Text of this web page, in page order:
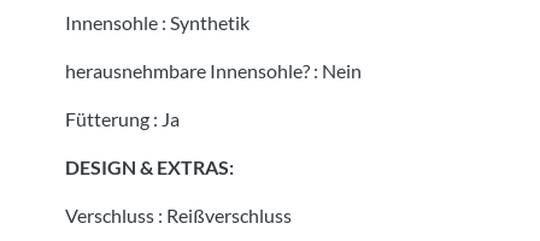
Innensohle : Synthetik
herausnehmbare Innensohle? : Nein
Fütterung : Ja
DESIGN & EXTRAS:
Verschluss : Reißverschluss